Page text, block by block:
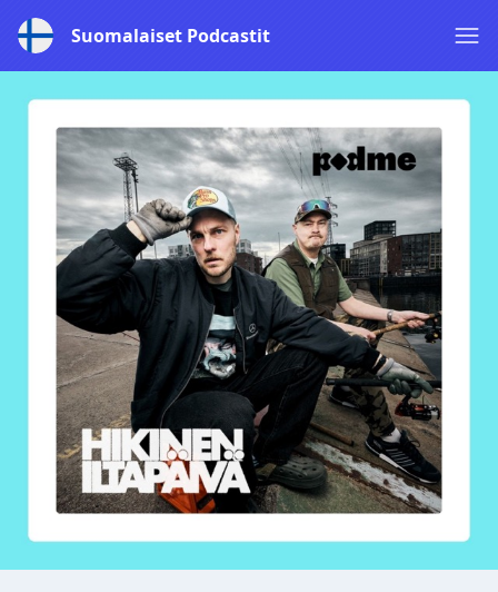
Suomalaiset Podcastit